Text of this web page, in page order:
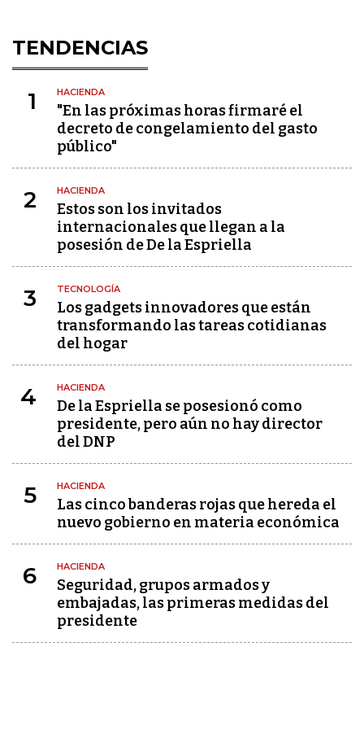
TENDENCIAS
1 HACIENDA
"En las próximas horas firmaré el
decreto de congelamiento del gasto
público"
2 HACIENDA
Estos son los invitados
internacionales que llegan a la
posesión de De la Espriella
3 TECNOLOGÍA
Los gadgets innovadores que están
transformando las tareas cotidianas
del hogar
4 HACIENDA
De la Espriella se posesionó como
presidente, pero aún no hay director
del DNP
5 HACIENDA
Las cinco banderas rojas que hereda el
nuevo gobierno en materia económica
6 HACIENDA
Seguridad, grupos armados y
embajadas, las primeras medidas del
presidente